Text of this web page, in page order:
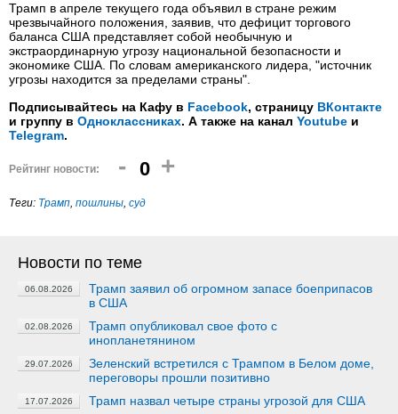
Трамп в апреле текущего года объявил в стране режим
чрезвычайного положения, заявив, что дефицит торгового
баланса США представляет собой необычную и
экстраординарную угрозу национальной безопасности и
экономике США. По словам американского лидера, "источник
угрозы находится за пределами страны".
Подписывайтесь на Кафу в Facebook, страницу ВКонтакте
и группу в Одноклассниках. А также на канал Youtube и
Telegram.
Рейтинг новости: - 0 +
Теги: Трамп, пошлины, суд
Новости по теме
06.08.2026
Трамп заявил об огромном запасе боеприпасов
в США
02.08.2026
Трамп опубликовал свое фото с
инопланетянином
29.07.2026
Зеленский встретился с Трампом в Белом доме,
переговоры прошли позитивно
17.07.2026 Трамп назвал четыре страны угрозой для США